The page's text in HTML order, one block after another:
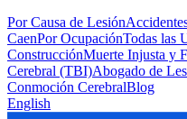
Por Causa de Lesión
CaenPor OcupaciónTodas las
ConstrucciónMuerte Injusta y
Cerebral (TBI)Abogado de
Conmoción CerebralBlog
English